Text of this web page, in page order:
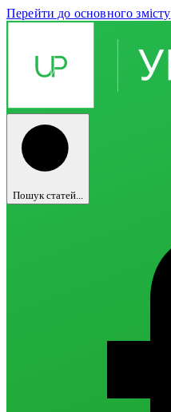
Перейти до основного змісту
Пошук статей...